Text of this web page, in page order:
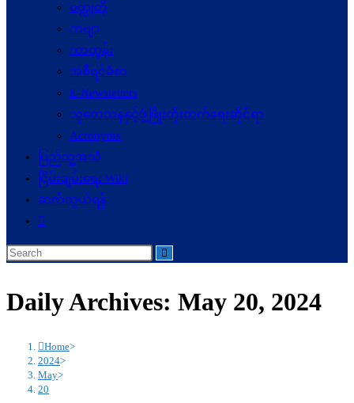
ဝတ္ထုတို
ကဗျာ
ကာတွန်း
အစီရင်ခံစာ
E-Newsletters
သုတေသနနှင့်ဖွံ့ဖြိုးတိုးတက်ရေးဆိုင်ရာ
Acronyms
ပြည်သူ့အသံ
ငြိမ်းချမ်းရေး Wiki
ဆက်သွယ်ရန်
Toggle
search
Daily Archives: May 20, 2024
Home>
2024>
May>
20